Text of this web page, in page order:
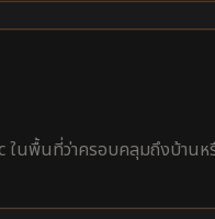
ในพื้นที่ว่าครอบคลุมถึงบ้านห